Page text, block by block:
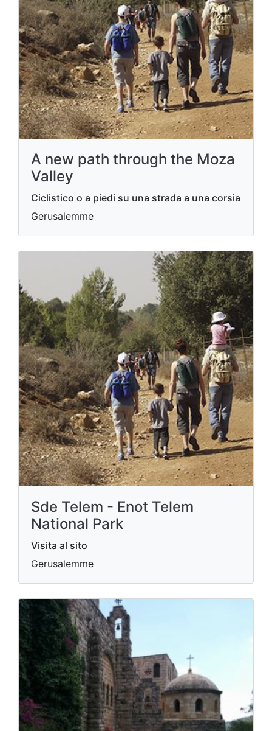
A new path through the Moza
Valley
Ciclistico o a piedi su una strada a una corsia
Gerusalemme
Sde Telem - Enot Telem
National Park
Visita al sito
Gerusalemme